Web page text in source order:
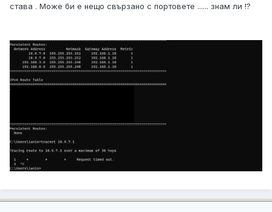
става . Може би е нещо свързано с портовете ...... знам ли !?